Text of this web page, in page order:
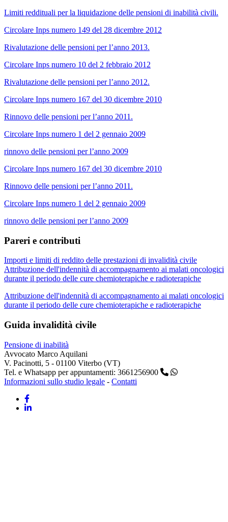
Limiti reddituali per la liquidazione delle pensioni di inabilità civili.
Circolare Inps numero 149 del 28 dicembre 2012
Rivalutazione delle pensioni per l’anno 2013.
Circolare Inps numero 10 del 2 febbraio 2012
Rivalutazione delle pensioni per l’anno 2012.
Circolare Inps numero 167 del 30 dicembre 2010
Rinnovo delle pensioni per l’anno 2011.
Circolare Inps numero 1 del 2 gennaio 2009
rinnovo delle pensioni per l’anno 2009
Circolare Inps numero 167 del 30 dicembre 2010
Rinnovo delle pensioni per l’anno 2011.
Circolare Inps numero 1 del 2 gennaio 2009
rinnovo delle pensioni per l’anno 2009
Pareri e contributi
Importi e limiti di reddito delle prestazioni di invalidità civile
Attribuzione dell'indennità di accompagnamento ai malati oncologici
durante il periodo delle cure chemioterapiche e radioterapiche
Attribuzione dell'indennità di accompagnamento ai malati oncologici
durante il periodo delle cure chemioterapiche e radioterapiche
Guida invalidità civile
Pensione di inabilità
Avvocato Marco Aquilani
V. Pacinotti, 5 - 01100 Viterbo (VT)
Tel. e Whatsapp per appuntamenti: 3661256900
Informazioni sullo studio legale - Contatti
Facebook
Linkedin